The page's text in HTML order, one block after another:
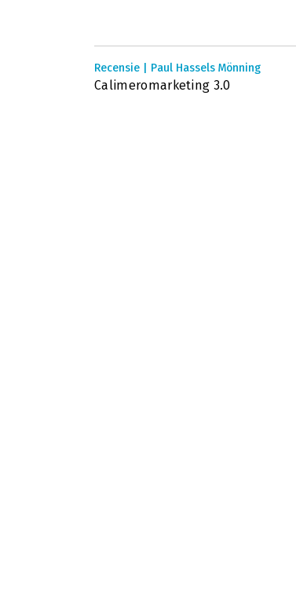
Recensie | Paul Hassels Mönning
Calimeromarketing 3.0